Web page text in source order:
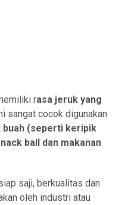
rasa jeruk yang
sangat cocok digunakan
buah (seperti keripik
ball dan makanan
saji, berkualitas dan
oleh industri atau